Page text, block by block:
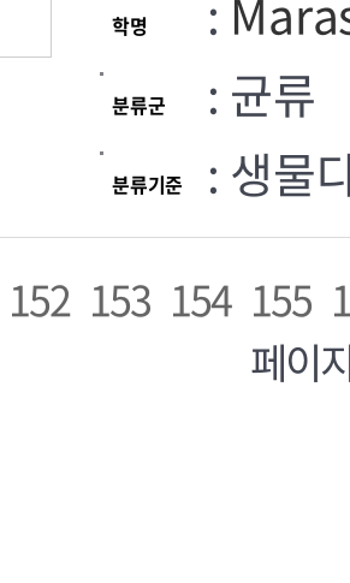
학명 :
분류군 : 균류
분류기준 : 생물
152 153 154 155
페이